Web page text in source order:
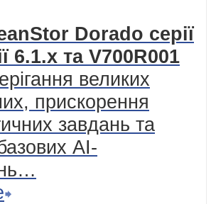
Dorado серії
6.1.x та V700R001
великих
прискорення
завдань та
AI-